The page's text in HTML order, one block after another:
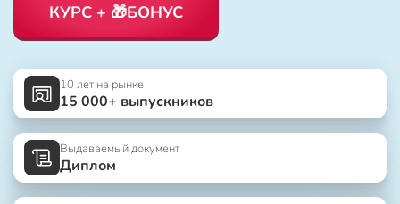
КУРС + 🎁БОНУС
10 лет на рынке
15 000+ выпускников
Выдаваемый документ
Диплом